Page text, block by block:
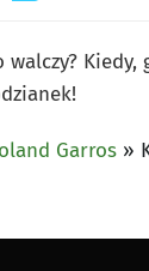
walczy?
Garros »